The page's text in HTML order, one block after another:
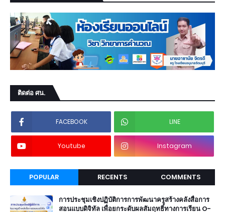
ติดต่อ ศน.
FACEBOOK LINE
Youtube Instagram
POPULAR RECENTS COMMENTS
การประชุมเชิงปฏิบัติการการพัฒนาครูสร้างคลังสื่อการ
สอนแบบดิจิทัล เพื่อยกระดับผลสัมฤทธิ์ทางการเรียน O-